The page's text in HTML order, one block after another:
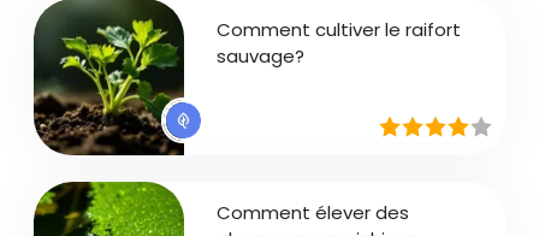
Comment cultiver le raifort
sauvage?
Comment élever des